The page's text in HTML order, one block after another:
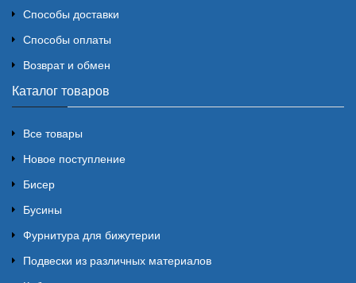
Способы доставки
Способы оплаты
Возврат и обмен
Каталог товаров
Все товары
Новое поступление
Бисер
Бусины
Фурнитура для бижутерии
Подвески из различных материалов